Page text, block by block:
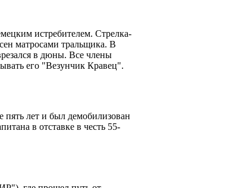
истребителем. Стрелка-
матросами тральщика. В
в дюны. Все члены
его "Везунчик Кравец".
лет и был демобилизован
в отставке в честь 55-